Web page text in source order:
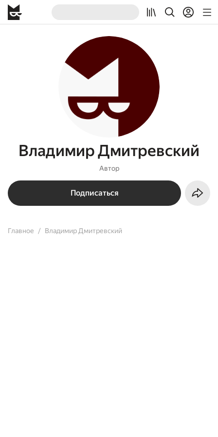
Владимир Дмитревский
Автор
Подписаться
Главное Владимир Дмитревский